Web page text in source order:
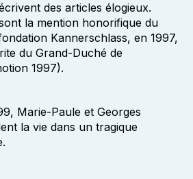
des articles élogieux.
la mention honorifique du
Kannerschlass, en 1997,
du Grand-Duché de
1997).
Marie-Paule et Georges
la vie dans un tragique